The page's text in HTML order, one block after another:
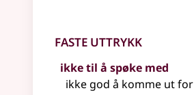
Faste uttrykk
ikke til å spøke med
ikke god å komme ut for